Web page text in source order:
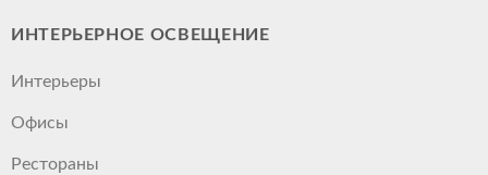
ИНТЕРЬЕРНОЕ ОСВЕЩЕНИЕ
Интерьеры
Офисы
Рестораны